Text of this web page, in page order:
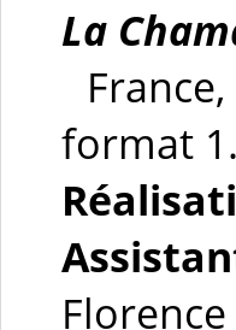
La
format